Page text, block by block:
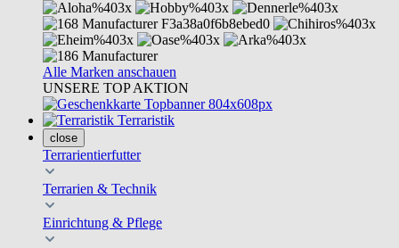
Alle Marken anschauen
UNSERE TOP AKTION
Terraristik
close
Terrarientierfutter
Terrarien & Technik
Einrichtung & Pflege